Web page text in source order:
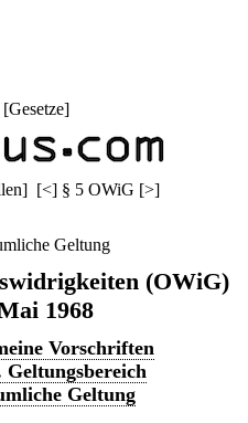
Gesetze]
] [<] § 5 OWiG [>]
Geltung
(OWiG)
1968
Vorschriften
Geltung